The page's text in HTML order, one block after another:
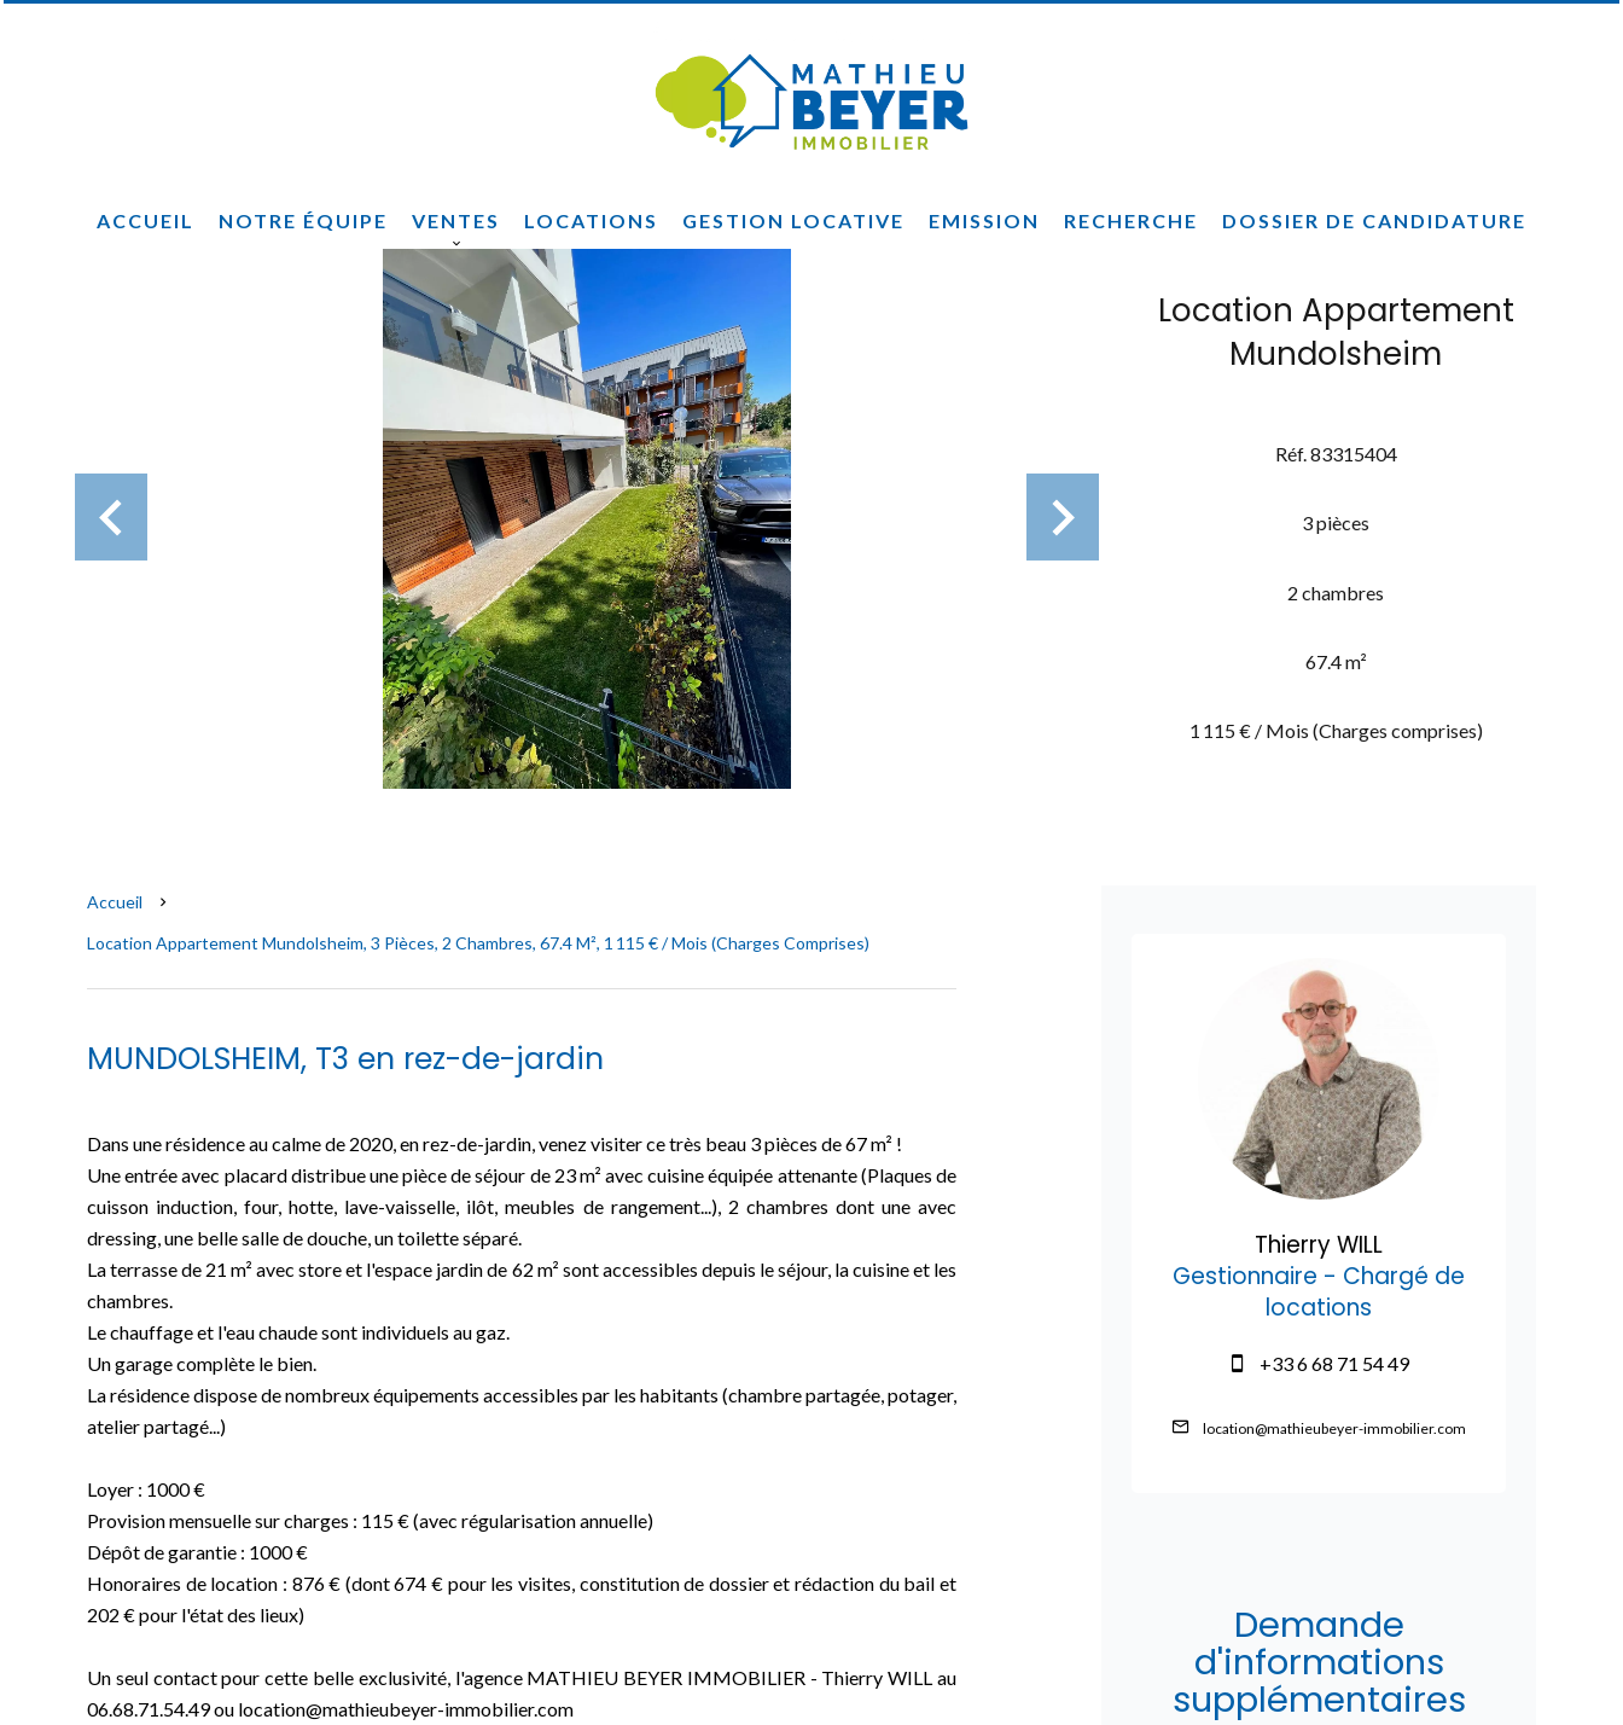
ACCUEIL NOTRE ÉQUIPE VENTES LOCATIONS GESTION LOCATIVE EMISSION RECHERCHE DOSSIER DE CANDIDATURE
Location Appartement
Mundolsheim
Réf. 83315404
3 pièces
2 chambres
67.4 m²
1 115 € / Mois (Charges comprises)
Accueil
Location Appartement Mundolsheim, 3 Pièces, 2 Chambres, 67.4 M², 1 115 € / Mois (Charges Comprises)
MUNDOLSHEIM, T3 en rez-de-jardin
Dans une résidence au calme de 2020, en rez-de-jardin, venez visiter ce très beau 3 pièces de 67 m² !
Une entrée avec placard distribue une pièce de séjour de 23 m² avec cuisine équipée attenante (Plaques de
cuisson induction, four, hotte, lave-vaisselle, ilôt, meubles de rangement...), 2 chambres dont une avec
dressing, une belle salle de douche, un toilette séparé.
La terrasse de 21 m² avec store et l'espace jardin de 62 m² sont accessibles depuis le séjour, la cuisine et les
chambres.
Le chauffage et l'eau chaude sont individuels au gaz.
Un garage complète le bien.
La résidence dispose de nombreux équipements accessibles par les habitants (chambre partagée, potager,
atelier partagé...)
Loyer : 1000 €
Provision mensuelle sur charges : 115 € (avec régularisation annuelle)
Dépôt de garantie : 1000 €
Honoraires de location : 876 € (dont 674 € pour les visites, constitution de dossier et rédaction du bail et
202 € pour l'état des lieux)
Un seul contact pour cette belle exclusivité, l'agence MATHIEU BEYER IMMOBILIER - Thierry WILL au
06.68.71.54.49 ou location@mathieubeyer-immobilier.com
Thierry WILL
Gestionnaire - Chargé de
locations
+33 6 68 71 54 49
location@mathieubeyer-immobilier.com
Demande
d'informations
supplémentaires